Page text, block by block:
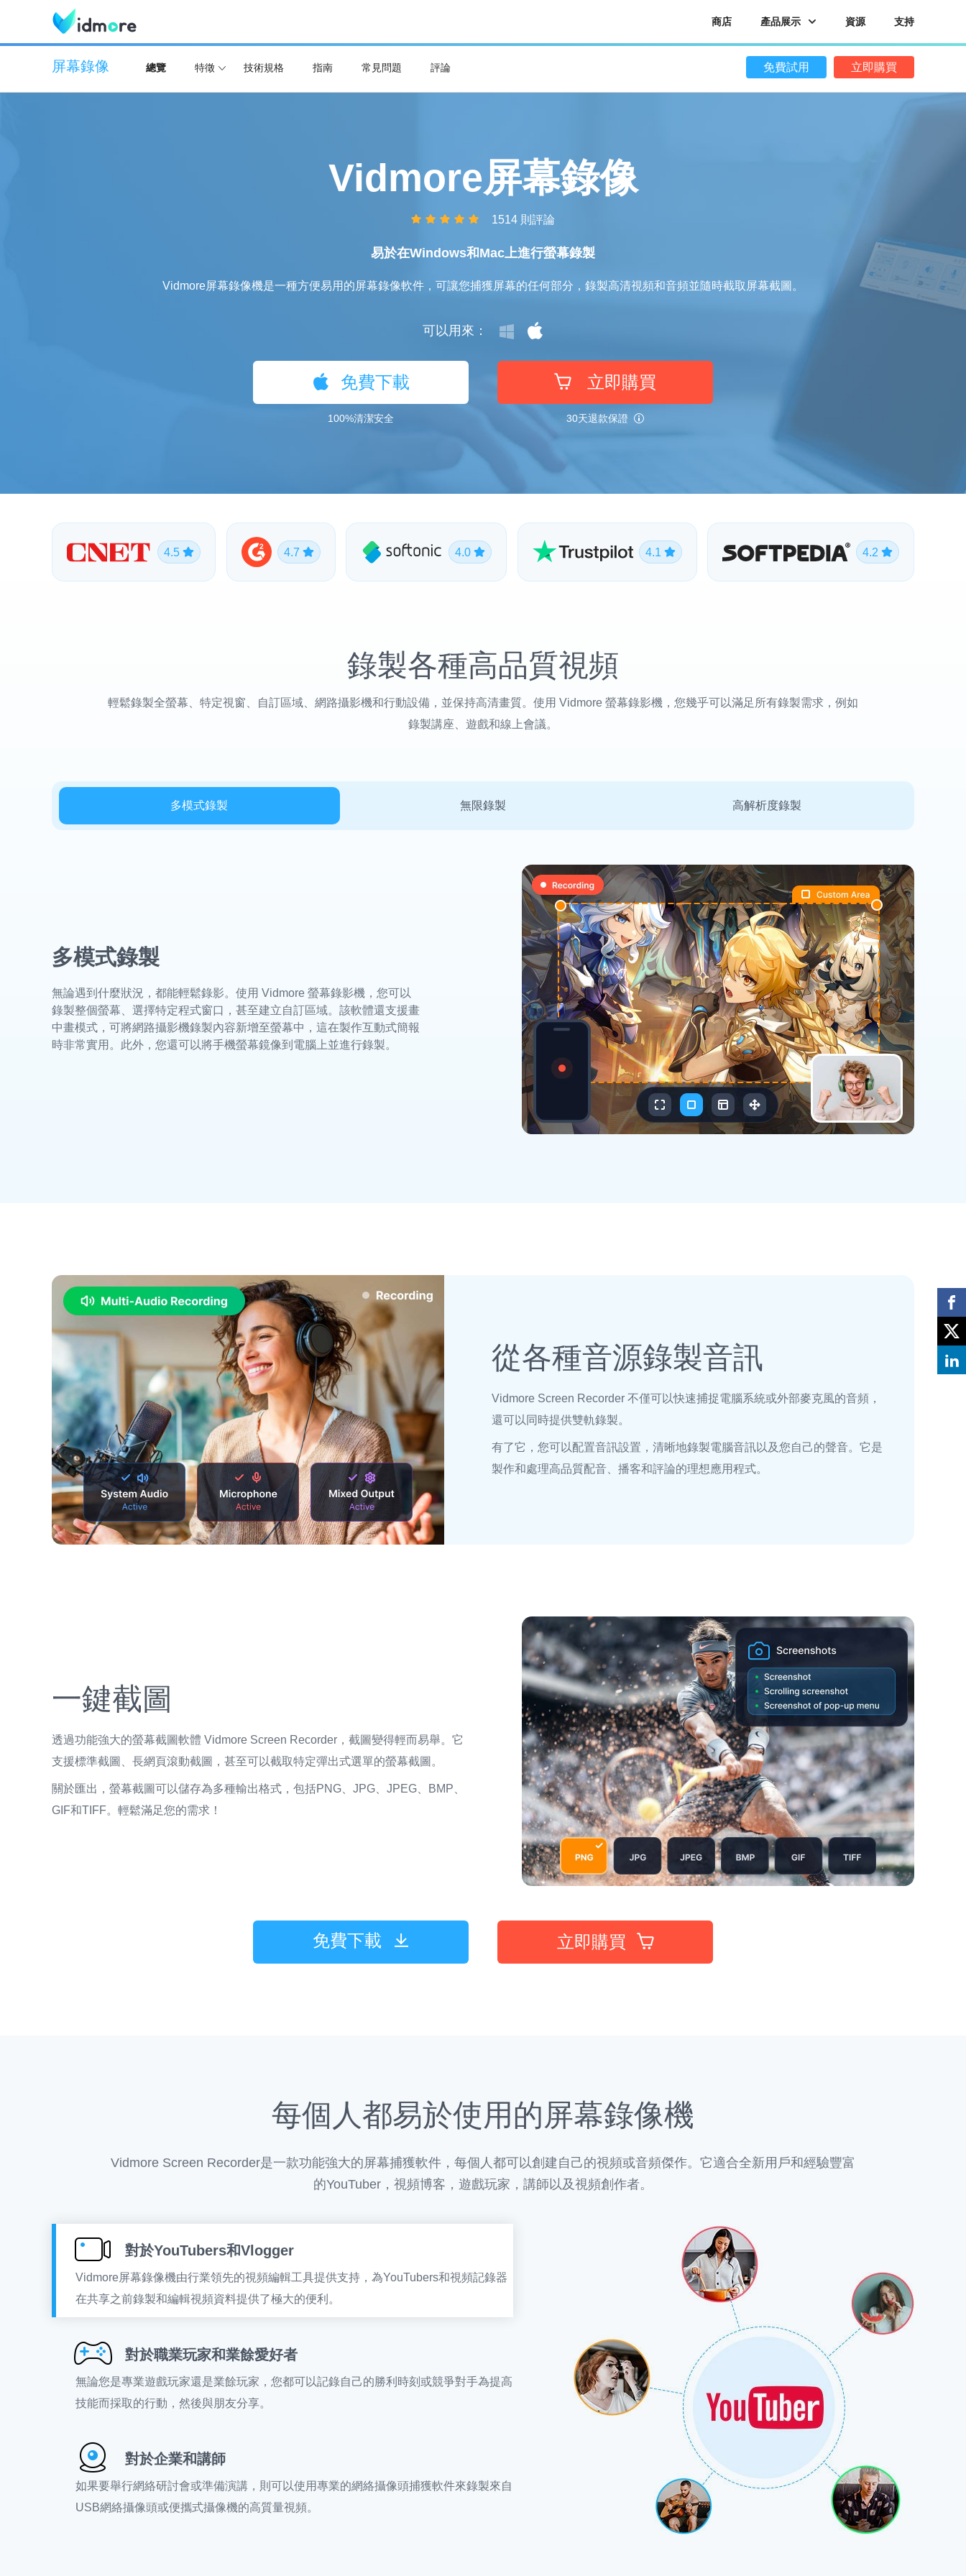
商店 產品展示 資源 支持
屏幕錄像 總覽 特徵 技術規格 指南 常見問題 評論 立即購買
免費試用
Vidmore屏幕錄像
1514 則評論
易於在Windows和Mac上進行螢幕錄製
Vidmore屏幕錄像機是一種方便易用的屏幕錄像軟件，可讓您捕獲屏幕的任何部分，錄製高清視頻和音頻並隨時截取屏幕截圖。
可以用來：
免費下載
100%清潔安全
立即購買
30天退款保證
4.5 4.7 4.0 4.1 4.2
錄製各種高品質視頻
輕鬆錄製全螢幕、特定視窗、自訂區域、網路攝影機和行動設備，並保持高清畫質。使用 Vidmore 螢幕錄影機，您幾乎可以滿足所有錄製需求，例如
錄製講座、遊戲和線上會議。
多模式錄製 無限錄製 高解析度錄製
多模式錄製
無論遇到什麼狀況，都能輕鬆錄影。使用 Vidmore 螢幕錄影機，您可以
錄製整個螢幕、選擇特定程式窗口，甚至建立自訂區域。該軟體還支援畫
中畫模式，可將網路攝影機錄製內容新增至螢幕中，這在製作互動式簡報
時非常實用。此外，您還可以將手機螢幕鏡像到電腦上並進行錄製。
從各種音源錄製音訊
Vidmore Screen Recorder 不僅可以快速捕捉電腦系統或外部麥克風的音頻，
還可以同時提供雙軌錄製。
有了它，您可以配置音訊設置，清晰地錄製電腦音訊以及您自己的聲音。它是
製作和處理高品質配音、播客和評論的理想應用程式。
一鍵截圖
透過功能強大的螢幕截圖軟體 Vidmore Screen Recorder，截圖變得輕而易舉。它
支援標準截圖、長網頁滾動截圖，甚至可以截取特定彈出式選單的螢幕截圖。
關於匯出，螢幕截圖可以儲存為多種輸出格式，包括PNG、JPG、JPEG、BMP、
GIF和TIFF。輕鬆滿足您的需求！
免費下載 立即購買
每個人都易於使用的屏幕錄像機
Vidmore Screen Recorder是一款功能強大的屏幕捕獲軟件，每個人都可以創建自己的視頻或音頻傑作。它適合全新用戶和經驗豐富
的YouTuber，視頻博客，遊戲玩家，講師以及視頻創作者。
對於YouTubers和Vlogger
Vidmore屏幕錄像機由行業領先的視頻編輯工具提供支持，為YouTubers和視頻記錄器
在共享之前錄製和編輯視頻資料提供了極大的便利。
對於職業玩家和業餘愛好者
無論您是專業遊戲玩家還是業餘玩家，您都可以記錄自己的勝利時刻或競爭對手為提高
技能而採取的行動，然後與朋友分享。
對於企業和講師
如果要舉行網絡研討會或準備演講，則可以使用專業的網絡攝像頭捕獲軟件來錄製來自
USB網絡攝像頭或便攜式攝像機的高質量視頻。